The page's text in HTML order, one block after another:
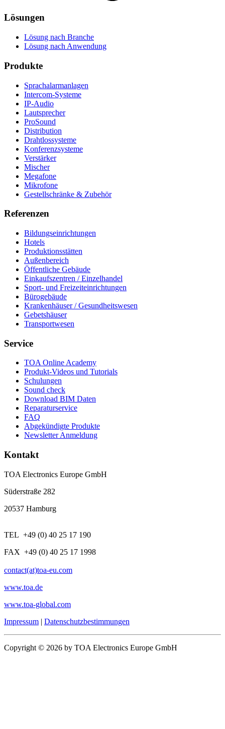
Lösungen
Lösung nach Branche
Lösung nach Anwendung
Produkte
Sprachalarmanlagen
Intercom-Systeme
IP-Audio
Lautsprecher
ProSound
Distribution
Drahtlossysteme
Konferenzsysteme
Verstärker
Mischer
Megafone
Mikrofone
Gestellschränke & Zubehör
Referenzen
Bildungseinrichtungen
Hotels
Produktionsstätten
Außenbereich
Öffentliche Gebäude
Einkaufszentren / Einzelhandel
Sport- und Freizeiteinrichtungen
Bürogebäude
Krankenhäuser / Gesundheitswesen
Gebetshäuser
Transportwesen
Service
TOA Online Academy
Produkt-Videos und Tutorials
Schulungen
Sound check
Download BIM Daten
Reparaturservice
FAQ
Abgekündigte Produkte
Newsletter Anmeldung
Kontakt
TOA Electronics Europe GmbH
Süderstraße 282
20537 Hamburg
TEL +49 (0) 40 25 17 190
FAX +49 (0) 40 25 17 1998
contact(at)toa-eu.com
www.toa.de
www.toa-global.com
Impressum | Datenschutzbestimmungen
Copyright © 2026 by TOA Electronics Europe GmbH